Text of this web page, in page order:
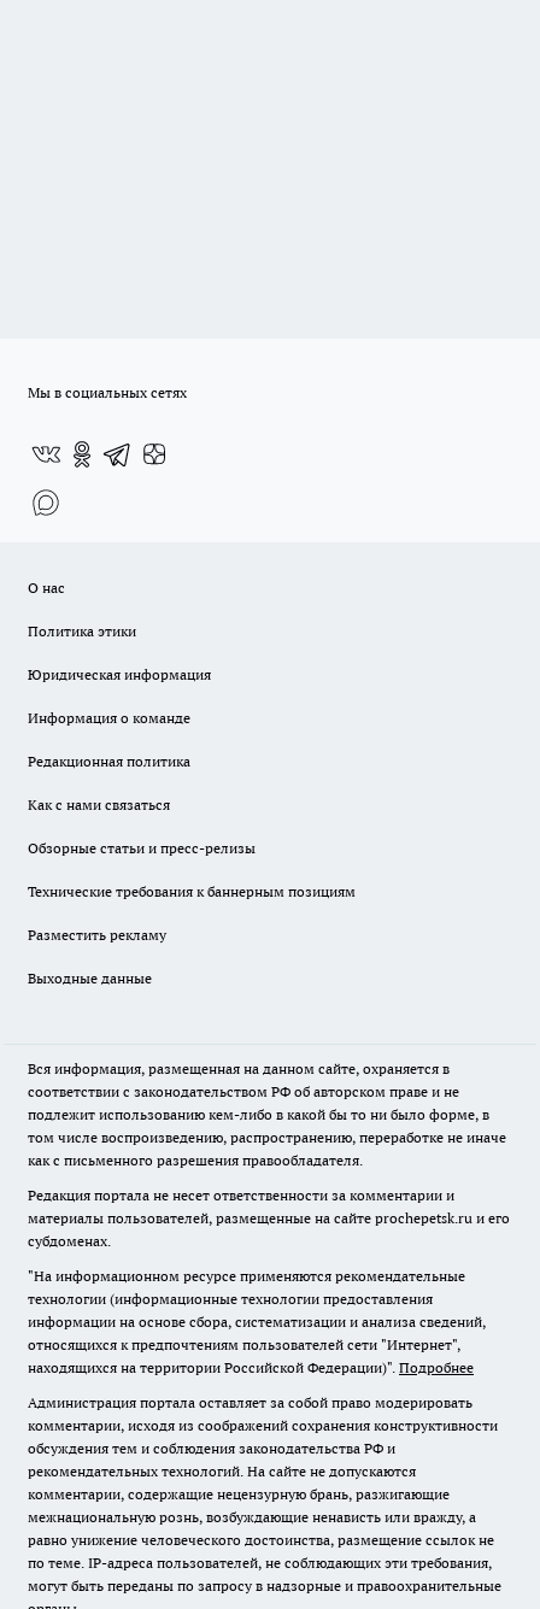
Мы в социальных сетях
О нас
Политика этики
Юридическая информация
Информация о команде
Редакционная политика
Как с нами связаться
Обзорные статьи и пресс-релизы
Технические требования к баннерным позициям
Разместить рекламу
Выходные данные
Вся информация, размещенная на данном сайте, охраняется в
соответствии с законодательством РФ об авторском праве и не
подлежит использованию кем-либо в какой бы то ни было форме, в
том числе воспроизведению, распространению, переработке не иначе
как с письменного разрешения правообладателя.
Редакция портала не несет ответственности за комментарии и
материалы пользователей, размещенные на сайте prochepetsk.ru и его
субдоменах.
"На информационном ресурсе применяются рекомендательные
технологии (информационные технологии предоставления
информации на основе сбора, систематизации и анализа сведений,
относящихся к предпочтениям пользователей сети "Интернет",
находящихся на территории Российской Федерации)". Подробнее
Администрация портала оставляет за собой право модерировать
комментарии, исходя из соображений сохранения конструктивности
обсуждения тем и соблюдения законодательства РФ и
рекомендательных технологий. На сайте не допускаются
комментарии, содержащие нецензурную брань, разжигающие
межнациональную рознь, возбуждающие ненависть или вражду, а
равно унижение человеческого достоинства, размещение ссылок не
по теме. IP-адреса пользователей, не соблюдающих эти требования,
могут быть переданы по запросу в надзорные и правоохранительные